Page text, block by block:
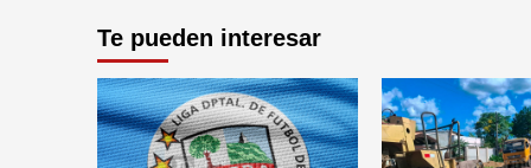
Te pueden interesar